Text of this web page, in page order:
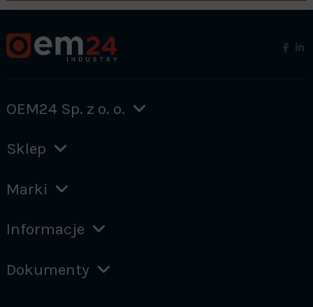
OEM24 Sp. z o. o.
Sklep
Marki
Informacje
Dokumenty